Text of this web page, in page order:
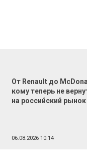
От Renault до
кому теперь не
на российский рынок
06.08.2026 10:14